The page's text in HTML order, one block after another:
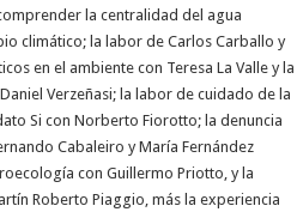
la centralidad del agua
climático; la labor de Carlos Carballo y
en el ambiente con Teresa La Valle y la
Verzeñasi; la labor de cuidado de la
Si con Norberto Fiorotto; la denuncia
Cabaleiro y María Fernández
con Guillermo Priotto, y la
Roberto Piaggio, más la experiencia